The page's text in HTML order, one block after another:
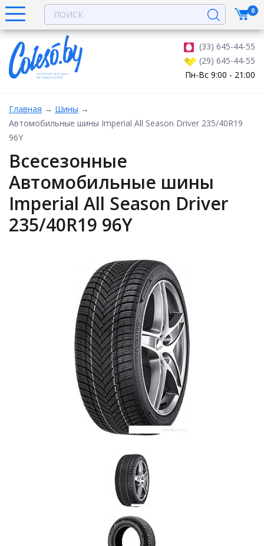
(33) 645-44-55
(29) 645-44-55
Пн-Вс 9:00 - 21:00
0
Главная → Шины →
Автомобильные шины Imperial All Season Driver 235/40R19
96Y
Всесезонные
Автомобильные шины
Imperial All Season Driver
235/40R19 96Y